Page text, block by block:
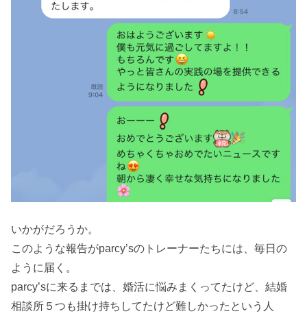
いかがだろうか。
このような報告がparcy’sのトレーナーたちには、毎日の
ように届く。
parcy’sに来るまでは、婚活に悩みまくってたけど、結婚
相談所５つも掛け持ちしてたけど難しかったという人